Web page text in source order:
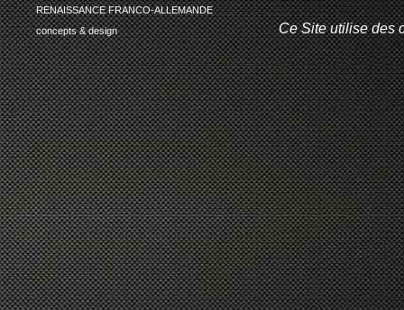
RENAISSANCE FRANCO-ALLEMANDE
concepts & design
Ce Site utilise des